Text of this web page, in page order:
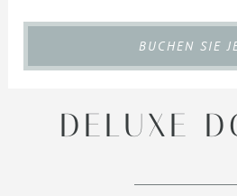
BUCHEN SIE
DELUXE